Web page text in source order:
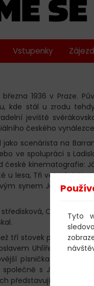
Vstupenky
1936 v Praze.
kde stál u zrodu
jeviště
českého
jako scenárista na
ve spolupráci s
kinematografie:
u lesa, Tři veteráni,
synem Janem
Obecná
tří stovek písniček,
Uhlířem. Mezi
písnička z filmu
s Jaroslavem
představují dětem
Tyto